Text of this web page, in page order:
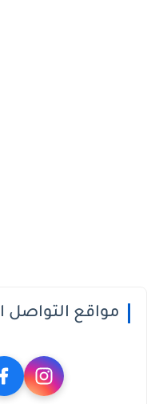
مواقع التواصل